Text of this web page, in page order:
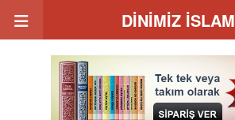
DİNİMİZ İSLAM